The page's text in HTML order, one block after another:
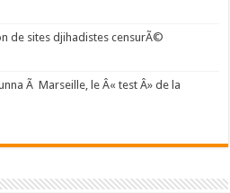
de sites djihadistes censurÃ©
Ã Marseille, le Â« test Â» de la